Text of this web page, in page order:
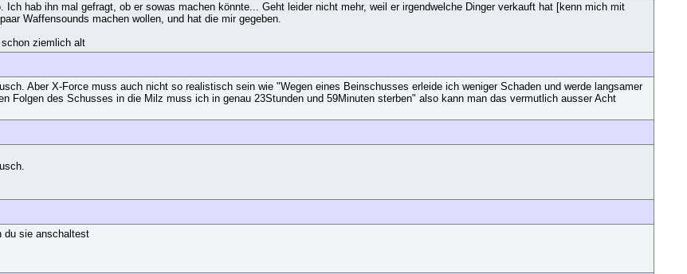
Ich hab ihn mal gefragt, ob er sowas machen könnte... Geht leider nicht mehr, weil er irgendwelche Dinger verkauft hat [kenn mich mit
Waffensounds machen wollen, und hat die mir gegeben.
ziemlich alt
Aber X-Force muss auch nicht so realistisch sein wie "Wegen eines Beinschusses erleide ich weniger Schaden und werde langsamer
Folgen des Schusses in die Milz muss ich in genau 23Stunden und 59Minuten sterben" also kann man das vermutlich ausser Acht
du sie anschaltest